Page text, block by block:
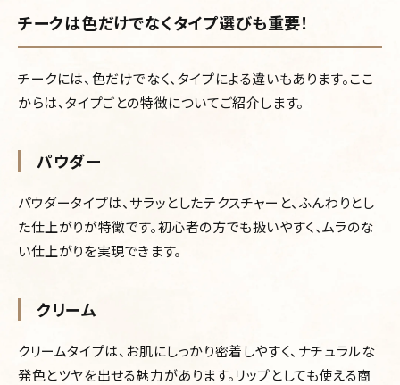
チークは色だけでなくタイプ選びも重要！
チークには、色だけでなく、タイプによる違いもあります。ここ
からは、タイプごとの特徴についてご紹介します。
パウダー
パウダータイプは、サラッとしたテクスチャーと、ふんわりとし
た仕上がりが特徴です。初心者の方でも扱いやすく、ムラのな
い仕上がりを実現できます。
クリーム
クリームタイプは、お肌にしっかり密着しやすく、ナチュラルな
発色とツヤを出せる魅力があります。リップとしても使える商